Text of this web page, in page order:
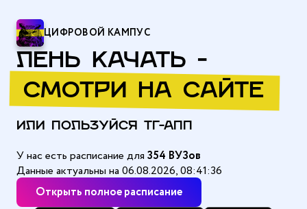
ЦИФРОВОЙ КАМПУС
ЛЕНЬ КАЧАТЬ -
СМОТРИ НА САЙТЕ
ИЛИ ПОЛЬЗУЙСЯ ТГ-АПП
Открыть полное расписание
У нас есть расписание для 354 ВУЗов
Данные актуальны на 06.08.2026, 08:41:36